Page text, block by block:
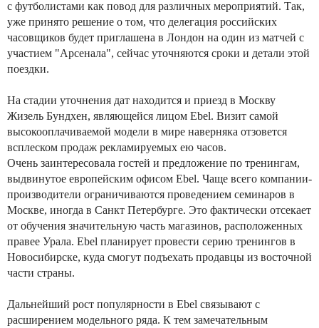
с футболистами как повод для различных мероприятий. Так,
уже принято решение о том, что делегация российских
часовщиков будет приглашена в Лондон на один из матчей с
участием "Арсенала", сейчас уточняются сроки и детали этой
поездки.
На стадии уточнения дат находится и приезд в Москву
Жизель Бундхен, являющейся лицом Ebel. Визит самой
высокооплачиваемой модели в мире наверняка отзовется
всплеском продаж рекламируемых ею часов.
Очень заинтересовала гостей и предложение по тренингам,
выдвинутое европейским офисом Ebel. Чаще всего компании-
производители ограничиваются проведением семинаров в
Москве, иногда в Санкт Петербурге. Это фактически отсекает
от обучения значительную часть магазинов, расположенных
правее Урала. Ebel планирует провести серию тренингов в
Новосибирске, куда смогут подъехать продавцы из восточной
части страны.
Дальнейший рост популярности в Ebel связывают с
расширением модельного ряда. К тем замечательным